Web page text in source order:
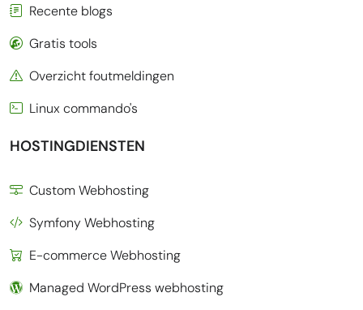
Recente blogs
Gratis tools
Overzicht foutmeldingen
Linux commando's
HOSTINGDIENSTEN
Custom Webhosting
Symfony Webhosting
E-commerce Webhosting
Managed WordPress webhosting